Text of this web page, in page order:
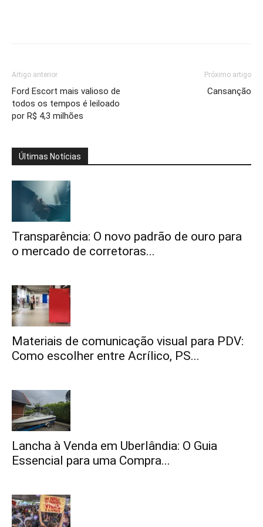
Artigo anterior
Ford Escort mais valioso de
todos os tempos é leiloado
por R$ 4,3 milhões
Próximo artigo
Cansanção
Últimas Notícias
Transparência: O novo padrão de ouro para
o mercado de corretoras...
Materiais de comunicação visual para PDV:
Como escolher entre Acrílico, PS...
Lancha à Venda em Uberlândia: O Guia
Essencial para uma Compra...